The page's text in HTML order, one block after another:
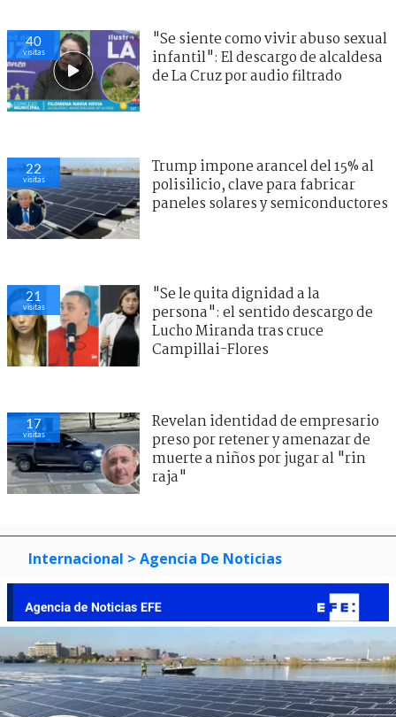
40
visitas
"Se siente como vivir abuso sexual
infantil": El descargo de alcaldesa
de La Cruz por audio filtrado
22
visitas
Trump impone arancel del 15% al
polisilicio, clave para fabricar
paneles solares y semiconductores
21
visitas
"Se le quita dignidad a la
persona": el sentido descargo de
Lucho Miranda tras cruce
Campillai-Flores
17
visitas
Revelan identidad de empresario
preso por retener y amenazar de
muerte a niños por jugar al "rin
raja"
Internacional > Agencia De Noticias